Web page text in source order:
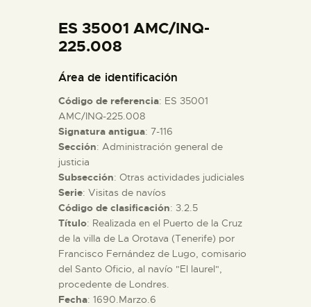
COLECCIONES
ESPAÑOL
PREPARAR LA VISITA
ACTIVIDADES
█
EL MUSEO
ES 35001 AMC/INQ-
225.008
Área de identificación
Código de referencia: ES 35001
AMC/INQ-225.008
Signatura antigua: 7-116
Sección: Administración general de
justicia
Subsección: Otras actividades judiciales
Serie: Visitas de navíos
Código de clasificación: 3.2.5
Título: Realizada en el Puerto de la Cruz
de la villa de La Orotava (Tenerife) por
Francisco Fernández de Lugo, comisario
del Santo Oficio, al navío "El laurel",
procedente de Londres.
Fecha: 1690.Marzo.6